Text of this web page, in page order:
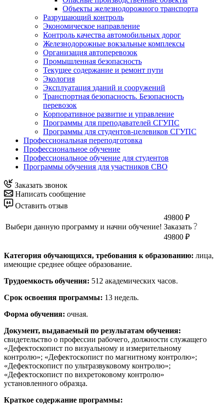
Объекты железнодорожного транспорта
Разрушающий контроль
Экономическое направление
Контроль качества автомобильных дорог
Железнодорожные вокзальные комплексы
Организация автоперевозок
Промышленная безопасность
Текущее содержание и ремонт пути
Экология
Эксплуатация зданий и сооружений
Транспортная безопасность. Безопасность
перевозок
Корпоративное развитие и управление
Программы для преподавателей СГУПС
Программы для студентов-целевиков СГУПС
Профессиональная переподготовка
Профессиональное обучение
Профессиональное обучение для студентов
Программы обучения для участников СВО
Заказать звонок
Написать сообщение
Оставить отзыв
Выбери данную программу и начни обучение!
49800 ₽
Заказать
49800 ₽
Категория обучающихся, требования к образованию: лица,
имеющие среднее общее образование.
Трудоемкость обучения: 512 академических часов.
Срок освоения программы: 13 недель.
Форма обучения: очная.
Документ, выдаваемый по результатам обучения:
свидетельство о профессии рабочего, должности служащего
«Дефектоскопист по визуальному и измерительному
контролю»; «Дефектоскопист по магнитному контролю»;
«Дефектоскопист по ультразвуковому контролю»;
«Дефектоскопист по вихретоковому контролю»
установленного образца.
Краткое содержание программы: